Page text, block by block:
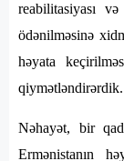
reabilitasiyası və
ödənilməsinə
həyata
qiymətləndirərdik.
Nəhayət, bir
Ermənistanın